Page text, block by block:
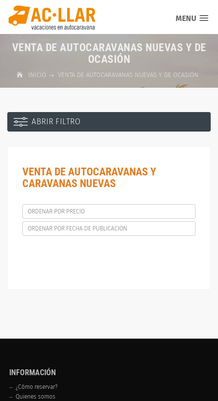
MENU
VENTA DE AUTOCARAVANAS NUEVAS Y DE
OCASIÓN
INICIO VENTA DE AUTOCARAVANAS NUEVAS Y DE OCASIÓN
ABRIR FILTRO
VENTA DE AUTOCARAVANAS Y
CARAVANAS NUEVAS
ORDENAR POR PRECIO
ORDENAR POR FECHA DE PUBLICACION
INFORMACIÓN
¿Cómo reservar?
Quienes somos